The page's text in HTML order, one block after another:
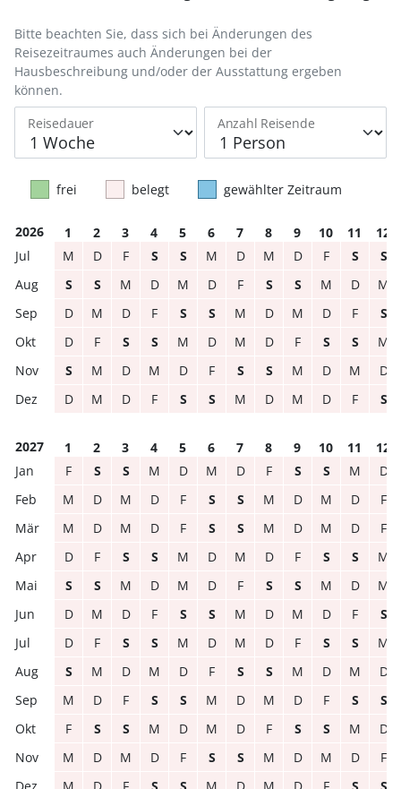
Reisedauer Anzahl Reisende
Bitte beachten Sie, dass sich bei Änderungen des
Reisezeitraumes auch Änderungen bei der
Hausbeschreibung und/oder der Ausstattung ergeben
können.
frei belegt gewählter Zeitraum
2026 1 2 3 4 5 6 7 8 9 10 11
12
M
D F S S M D M D F S
S
S
S M D M D F S S M D
M
D
M D F S S M D M D F
S
D
F S S M D M D F S S
M
S
M D M D F S S M D M
D
D
M D F S S M D M D F S
2027 1 2 3 4 5 6 7 8 9 10 11
12
F
S S M D M D F S S M
D
M
D M D F S S M D M D
F
M
D M D F S S M D M D
F
D
F S S M D M D F S S
M
S
S M D M D F S S M D
M
D
M D F S S M D M D F
S
D
F S S M D M D F S S
M
S
M D M D F S S M D M
D
M
D F S S M D M D F S
S
F
S S M D M D F S S M
D
M
D M D F S S M D M D
F